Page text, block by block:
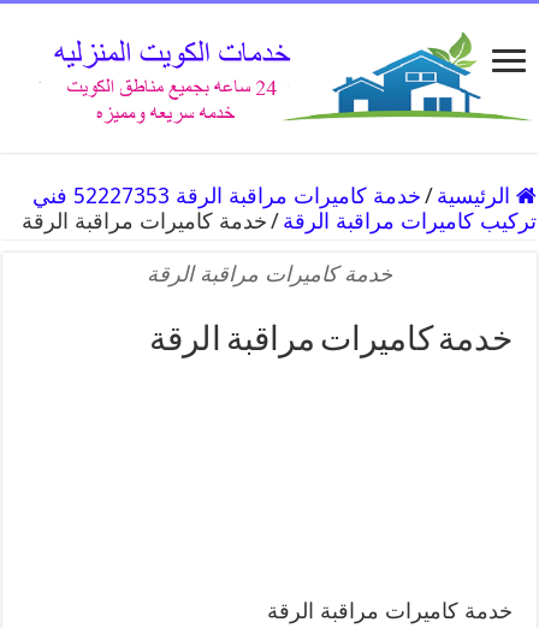
الرئيسية /
خدمة كاميرات مراقبة الرقة 52227353 فني
تركيب كاميرات مراقبة الرقة /خدمة كاميرات مراقبة الرقة
خدمة كاميرات مراقبة الرقة
خدمة كاميرات مراقبة الرقة
خدمة كاميرات مراقبة الرقة